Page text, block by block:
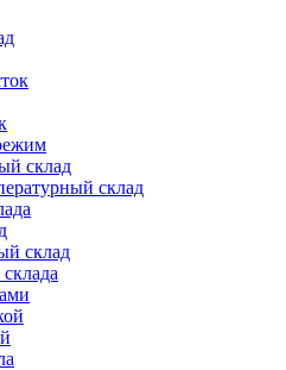
склад
склад
склад